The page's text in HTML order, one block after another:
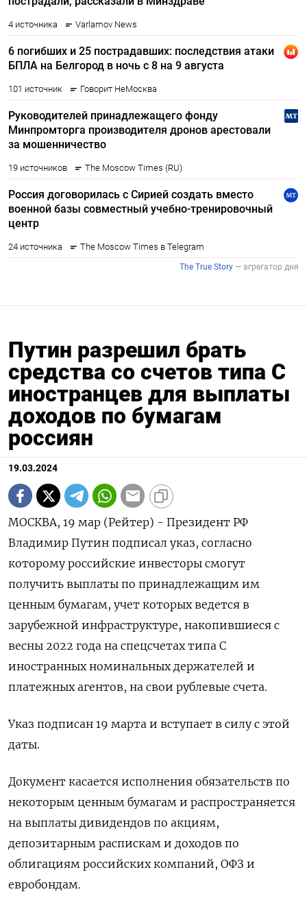
Путин разрешил брать
средства со счетов типа С
иностранцев для выплаты
доходов по бумагам
россиян
19.03.2024
МОСКВА, 19 мар (Рейтер) - Президент РФ
Владимир Путин подписал указ, согласно
которому российские инвесторы смогут
получить выплаты по принадлежащим им
ценным бумагам, учет которых ведется в
зарубежной инфраструктуре, накопившиеся с
весны 2022 года на спецсчетах типа С
иностранных номинальных держателей и
платежных агентов, на свои рублевые счета.
Указ подписан 19 марта и вступает в силу с этой
даты.
Документ касается исполнения обязательств по
некоторым ценным бумагам и распространяется
на выплаты дивидендов по акциям,
депозитарным распискам и доходов по
облигациям российских компаний, ОФЗ и
евробондам.